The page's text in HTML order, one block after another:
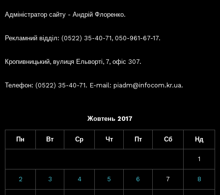
Адміністратор сайту - Андрій Флоренко.
Рекламний відділ: (0522) 35-40-71, 050-961-67-17.
Кропивницький, вулиця Ельворті, 7, офіс 307.
Телефон: (0522) 35-40-71. E-mail: piadm@infocom.kr.ua.
Жовтень 2017
Пн Вт Ср Чт Пт Сб Нд
1
2 3 4 5 6 7 8